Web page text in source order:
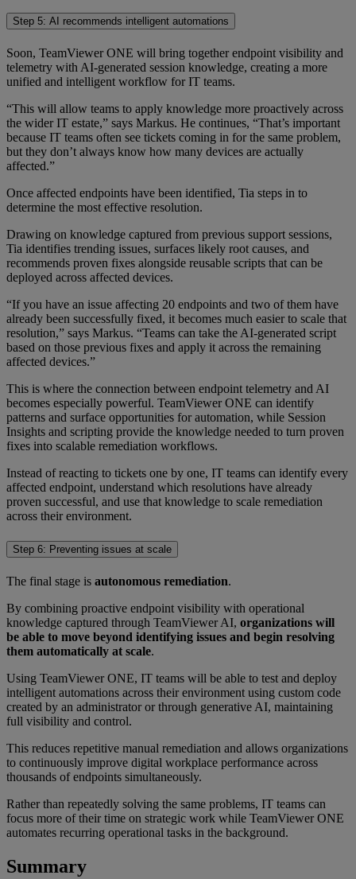
Step 5: AI recommends intelligent automations
Soon, TeamViewer ONE will bring together endpoint visibility and
telemetry with AI-generated session knowledge, creating a more
unified and intelligent workflow for IT teams.
“This will allow teams to apply knowledge more proactively across
the wider IT estate,” says Markus. He continues, “That’s important
because IT teams often see tickets coming in for the same problem,
but they don’t always know how many devices are actually
affected.”
Once affected endpoints have been identified, Tia steps in to
determine the most effective resolution.
Drawing on knowledge captured from previous support sessions,
Tia identifies trending issues, surfaces likely root causes, and
recommends proven fixes alongside reusable scripts that can be
deployed across affected devices.
“If you have an issue affecting 20 endpoints and two of them have
already been successfully fixed, it becomes much easier to scale that
resolution,” says Markus. “Teams can take the AI-generated script
based on those previous fixes and apply it across the remaining
affected devices.”
This is where the connection between endpoint telemetry and AI
becomes especially powerful. TeamViewer ONE can identify
patterns and surface opportunities for automation, while Session
Insights and scripting provide the knowledge needed to turn proven
fixes into scalable remediation workflows.
Instead of reacting to tickets one by one, IT teams can identify every
affected endpoint, understand which resolutions have already
proven successful, and use that knowledge to scale remediation
across their environment.
Step 6: Preventing issues at scale
The final stage is autonomous remediation.
By combining proactive endpoint visibility with operational
knowledge captured through TeamViewer AI, organizations will
be able to move beyond identifying issues and begin resolving
them automatically at scale.
Using TeamViewer ONE, IT teams will be able to test and deploy
intelligent automations across their environment using custom code
created by an administrator or through generative AI, maintaining
full visibility and control.
This reduces repetitive manual remediation and allows organizations
to continuously improve digital workplace performance across
thousands of endpoints simultaneously.
Rather than repeatedly solving the same problems, IT teams can
focus more of their time on strategic work while TeamViewer ONE
automates recurring operational tasks in the background.
Summary